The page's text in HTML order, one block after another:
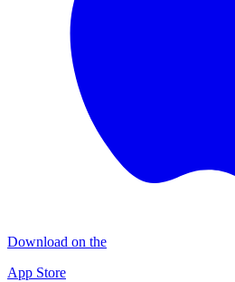
Download on the
App Store